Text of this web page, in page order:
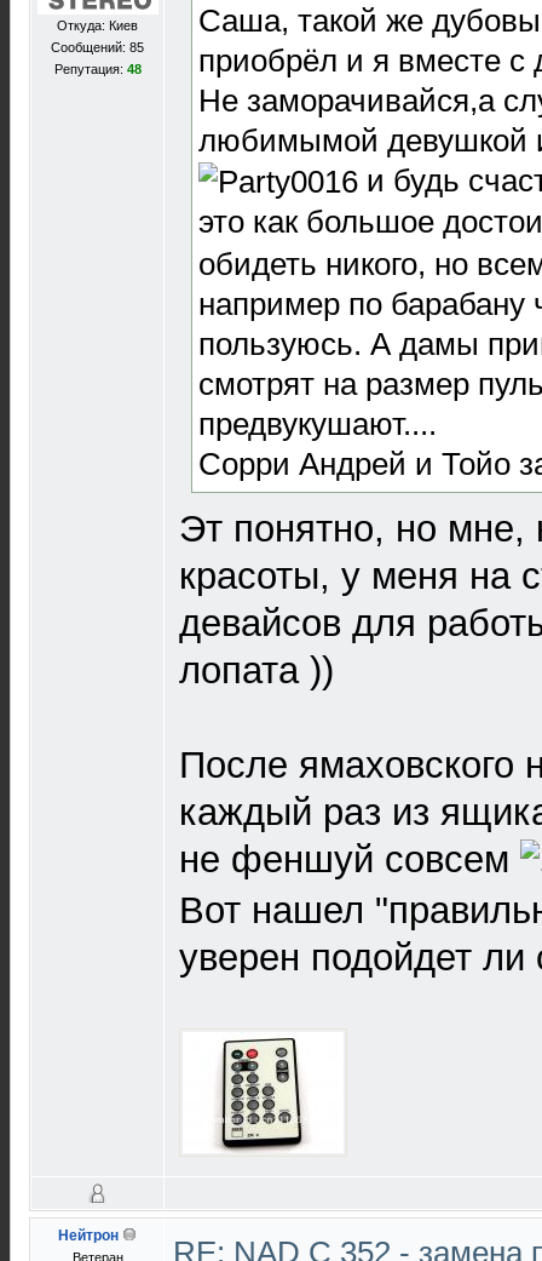
Откуда: Киев
Сообщений: 85
Репутация: 48
Саша, такой же
приобрёл и я вместе с
Не заморачивайся,а
любимымой девушкой
и будь
это как большое
обидеть никого, но
например по барабану
пользуюсь. А дамы
смотрят на размер
предвукушают....
Сорри Андрей и Тойо
Эт понятно, но мне,
красоты, у меня на
девайсов для
лопата ))
После ямаховского
каждый раз из
не феншуй совсем
Вот нашел
уверен подойдет ли
Нейтрон
Ветеран RE: NAD C 352 - замена